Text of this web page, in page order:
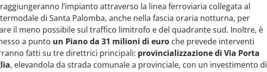
l’impianto attraverso la linea ferroviaria collegata al
di Santa Palomba, anche nella fascia oraria notturna, per
il meno possibile sul traffico limitrofo e del quadrante sud. Inoltre, è
a punto un Piano da 31 milioni di euro che prevede interventi
fatti su tre direttrici principali: provincializzazione di Via Porta
, elevandola da strada comunale a provinciale, con un investimento di